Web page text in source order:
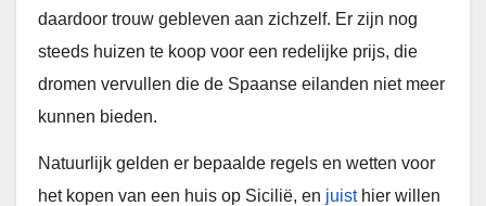
daardoor trouw gebleven aan zichzelf. Er zijn nog
steeds huizen te koop voor een redelijke prijs, die
dromen vervullen die de Spaanse eilanden niet meer
kunnen bieden.
Natuurlijk gelden er bepaalde regels en wetten voor
het kopen van een huis op Sicilië, en juisthier willen